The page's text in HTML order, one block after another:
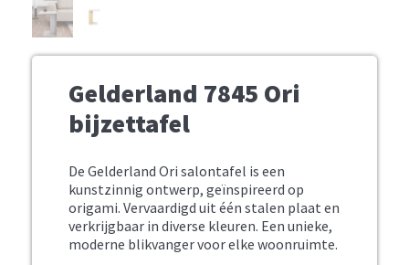
Gelderland 7845 Ori
bijzettafel
De Gelderland Ori salontafel is een
kunstzinnig ontwerp, geïnspireerd op
origami. Vervaardigd uit één stalen plaat en
verkrijgbaar in diverse kleuren. Een unieke,
moderne blikvanger voor elke woonruimte.